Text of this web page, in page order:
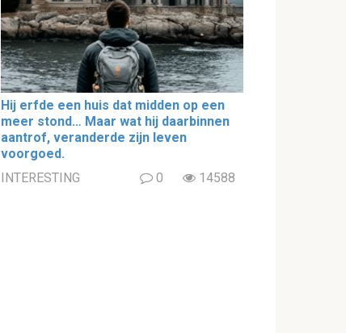
Hij erfde een huis dat midden op een
meer stond… Maar wat hij daarbinnen
aantrof, veranderde zijn leven
voorgoed.
INTERESTING
0 14588